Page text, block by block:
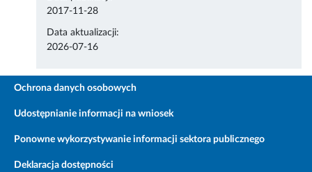
2017-11-28
Data aktualizacji:
2026-07-16
Ochrona danych osobowych
Udostępnianie informacji na wniosek
Ponowne wykorzystywanie informacji sektora publicznego
Deklaracja dostępności